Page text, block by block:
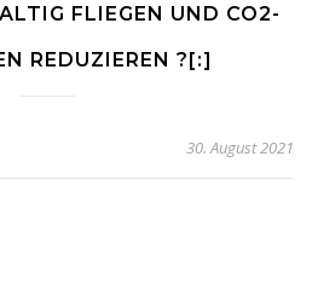
FLIEGEN UND CO2-
REDUZIEREN ?[:]
30. August 2021